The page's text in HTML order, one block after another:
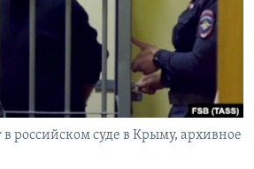
КРЫМА
российском суде в Крыму, архивное